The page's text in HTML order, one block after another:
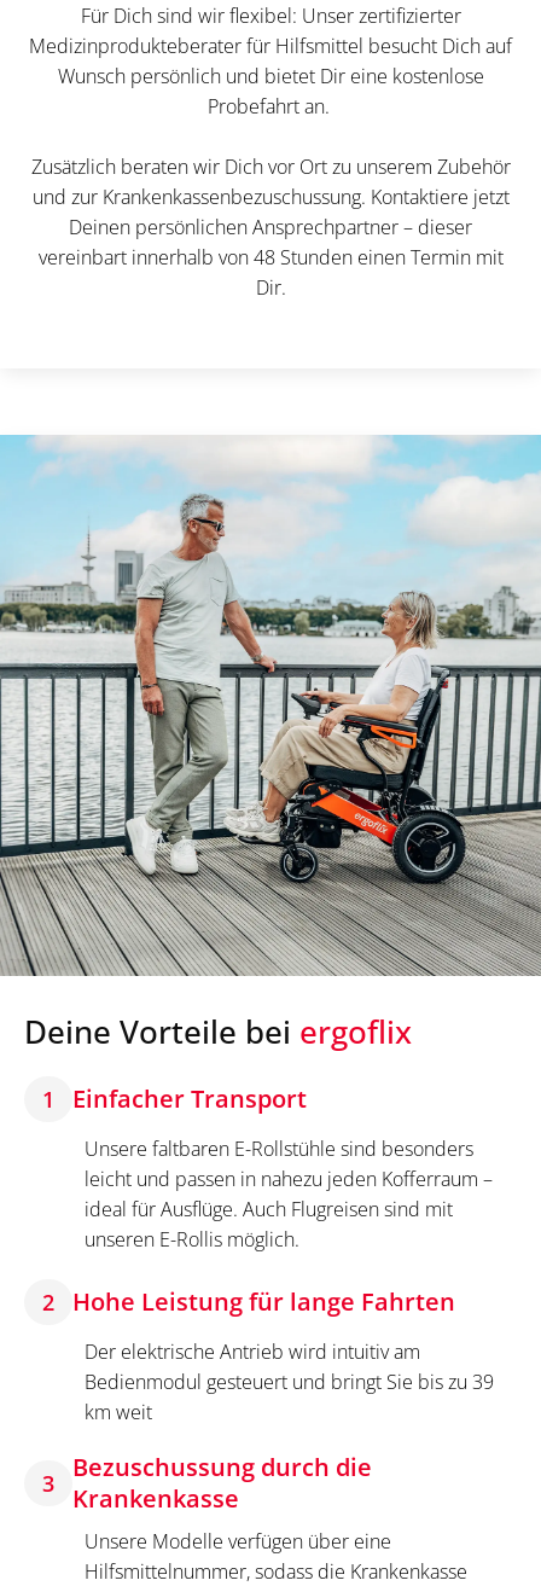
Für Dich sind wir flexibel: Unser zertifizierter
Medizinprodukteberater für Hilfsmittel besucht Dich auf
Wunsch persönlich und bietet Dir eine kostenlose
Probefahrt an.
Zusätzlich beraten wir Dich vor Ort zu unserem Zubehör
und zur Krankenkassenbezuschussung. Kontaktiere jetzt
Deinen persönlichen Ansprechpartner – dieser
vereinbart innerhalb von 48 Stunden einen Termin mit
Dir.
Deine Vorteile bei ergoflix
1 Einfacher Transport
Unsere faltbaren E-Rollstühle sind besonders
leicht und passen in nahezu jeden Kofferraum –
ideal für Ausflüge. Auch Flugreisen sind mit
unseren E-Rollis möglich.
2 Hohe Leistung für lange Fahrten
Der elektrische Antrieb wird intuitiv am
Bedienmodul gesteuert und bringt Sie bis zu 39
km weit
3
Bezuschussung durch die
Krankenkasse
Unsere Modelle verfügen über eine
Hilfsmittelnummer, sodass die Krankenkasse